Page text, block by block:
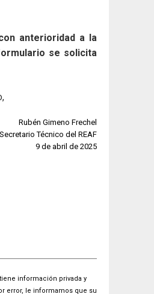
anterioridad a la
se solicita
Rubén Gimeno Frechel
Secretario Técnico del REAF
9 de abril de 2025
información privada y
error, le informamos que su